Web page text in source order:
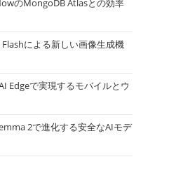
のMongoDB Atlasとの効率
による新しい画像生成機
Edgeで実現するモバイルとウ
2で進化する安全なAIモデ